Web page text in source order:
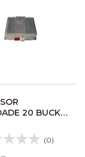
20 BUCK
(0)